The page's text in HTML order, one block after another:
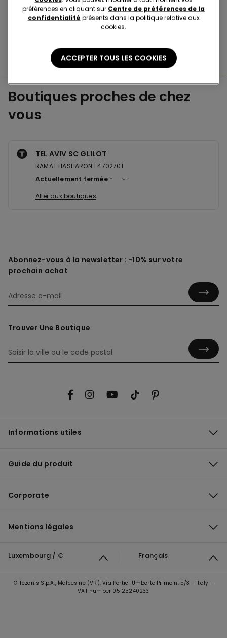
Passez votre commandeoù vous voulez
Changer l'articleen magasin
Boutiques proches de chez
vous
TEL AVIV SC GLILOT
RAMAT HASHARON 1 4702701
Actuellement fermée
Aller aux boutiques
Abonnez-vous à la newsletter : -10% sur votre
prochain achat
Trouver Une Boutique
Informations utiles
Guide du produit
Corporate
Mentions légales
Luxembourg / € Français
© Tezenis S.p.A., Malcesine (VR), Via Portici Umberto Primo n. 5/3 - Italy -
VAT number 05125240233
préférences en cliquant sur Centre de préférences de la
confidentialité présents dans la politique relative aux
cookies.
ACCEPTER TOUS LES COOKIES